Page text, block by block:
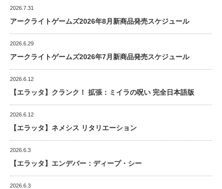
2026.7.31
アークライトゲームズ2026年8月新商品発売スケジュール
2026.6.29
アークライトゲームズ2026年7月新商品発売スケジュール
2026.6.12
【エラッタ】クランク！ 拡張：ミイラの呪い 完全日本語版
2026.6.12
【エラッタ】ネメシス リタリエーション
2026.6.3
【エラッタ】エンデバー：ディープ・シー
2026.6.3